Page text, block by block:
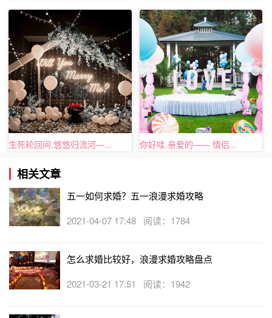
果自己的儿子能够带回儿媳，那就是完美的，所以这个情人
可以考虑把女友带回来见面，正式介绍给家庭，这样的求
婚既简单又实在。
生死轮回间,悠悠归流河—... 你好哇,亲爱的—— 情侣...
相关文章
五一如何求婚？五一浪漫求婚攻略
2021-04-07 17:48 阅读：1784
怎么求婚比较好，浪漫求婚攻略盘点
2021-03-21 17:51 阅读：1942